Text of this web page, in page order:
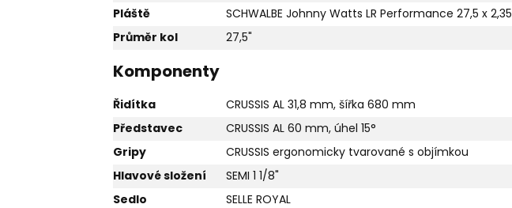
Pláště
SCHWALBE Johnny Watts LR Performance 27,5 x 2,35
Průměr kol
27,5"
Komponenty
Řidítka
CRUSSIS AL 31,8 mm, šířka 680 mm
Představec
CRUSSIS AL 60 mm, úhel 15°
Gripy
CRUSSIS ergonomicky tvarované s objímkou
Hlavové složení
SEMI 1 1/8"
Sedlo
SELLE ROYAL